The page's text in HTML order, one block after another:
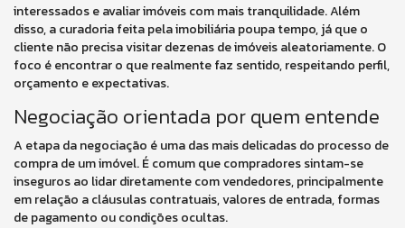
interessados e avaliar imóveis com mais tranquilidade. Além
disso, a curadoria feita pela imobiliária poupa tempo, já que o
cliente não precisa visitar dezenas de imóveis aleatoriamente. O
foco é encontrar o que realmente faz sentido, respeitando perfil,
orçamento e expectativas.
Negociação orientada por quem entende
A etapa da negociação é uma das mais delicadas do processo de
compra de um imóvel. É comum que compradores sintam-se
inseguros ao lidar diretamente com vendedores, principalmente
em relação a cláusulas contratuais, valores de entrada, formas
de pagamento ou condições ocultas.